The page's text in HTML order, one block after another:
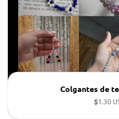
Colgantes de
$1.30